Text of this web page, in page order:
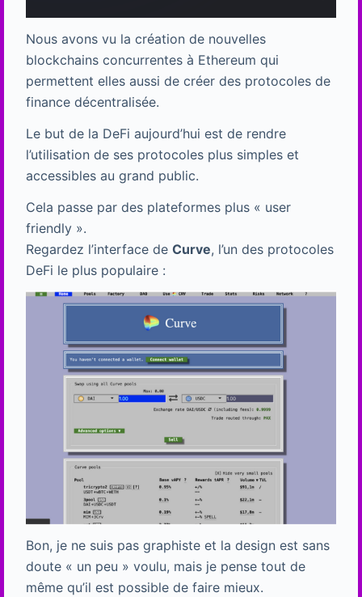
Nous avons vu la création de nouvelles
blockchains concurrentes à Ethereum qui
permettent elles aussi de créer des protocoles de
finance décentralisée.
Le but de la DeFi aujourd’hui est de rendre
l’utilisation de ses protocoles plus simples et
accessibles au grand public.
Cela passe par des plateformes plus « user
friendly ».
Regardez l’interface de Curve, l’un des protocoles
DeFi le plus populaire :
Bon, je ne suis pas graphiste et la design est sans
doute « un peu » voulu, mais je pense tout de
même qu’il est possible de faire mieux.